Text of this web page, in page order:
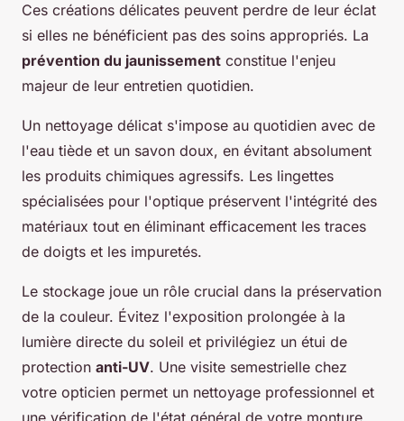
Ces créations délicates peuvent perdre de leur éclat
si elles ne bénéficient pas des soins appropriés. La
prévention du jaunissement constitue l'enjeu
majeur de leur entretien quotidien.
Un nettoyage délicat s'impose au quotidien avec de
l'eau tiède et un savon doux, en évitant absolument
les produits chimiques agressifs. Les lingettes
spécialisées pour l'optique préservent l'intégrité des
matériaux tout en éliminant efficacement les traces
de doigts et les impuretés.
Le stockage joue un rôle crucial dans la préservation
de la couleur. Évitez l'exposition prolongée à la
lumière directe du soleil et privilégiez un étui de
protection anti-UV. Une visite semestrielle chez
votre opticien permet un nettoyage professionnel et